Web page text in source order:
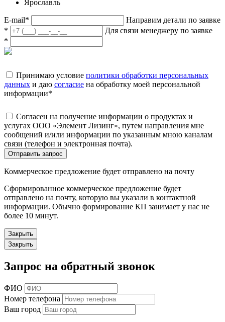
Ярославль
E-mail*
Направим детали по заявке
*
Для связи менеджеру по заявке
*
Принимаю условие политики обработки персональных
данных и даю согласие на обработку моей персональной
информации*
Согласен на получение информации о продуктах и
услугах ООО «Элемент Лизинг», путем направления мне
сообщений и/или информации по указанным мною каналам
связи (телефон и электронная почта).
Отправить запрос
Коммерческое предложение будет отправлено на почту
Сформированное коммерческое предложение будет
отправлено на почту, которую вы указали в контактной
информации. Обычно формирование КП занимает у нас не
более 10 минут.
Закрыть
Закрыть
Запрос на обратный звонок
ФИО
Номер телефона
Ваш город